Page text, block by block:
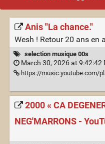
Anis "La chance."
Wesh ! Retour 20 ans en
selection musique 00s
March 30, 2026 at 9:42:42
https://music.youtube.com/
2000 « CA
NEG'MARRONS -